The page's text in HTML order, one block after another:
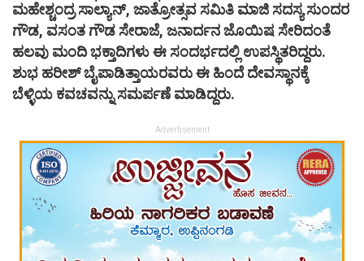
ಮಹೇಶ್ಚಂದ್ರ ಸಾಲ್ಯಾನ್, ಜಾತ್ರೋತ್ಸವ ಸಮಿತಿ ಮಾಜಿ ಸದಸ್ಯ ಸುಂದರ
ಗೌಡ, ವಸಂತ ಗೌಡ ಸೇರಾಜೆ, ಜನಾರ್ದನ ಜೊಯಿಷ ಸೇರಿದಂತೆ
ಹಲವು ಮಂದಿ‌ ಭಕ್ತಾದಿಗಳು ಈ ಸಂದರ್ಭದಲ್ಲಿ ಉಪಸ್ಥಿತರಿದ್ದರು.
ಶುಭ ಹರೀಶ್ ಬೈಪಾಡಿತ್ತಾಯರವರು ಈ ಹಿಂದೆ‌ ದೇವಸ್ಥಾನಕ್ಕೆ‌
ಬೆಳ್ಳಿಯ ಕವಚವನ್ನು ಸಮರ್ಪಣೆ ಮಾಡಿದ್ದರು.
Advertisement